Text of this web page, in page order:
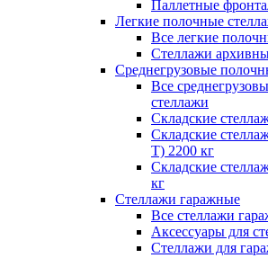
Паллетные
Легкие полочные
Все легкие
Стеллажи
Среднегрузовые
Все
стеллажи
Складские
Складские
Т) 2200 кг
Складские
кг
Стеллажи гаражные
Все стеллажи
Аксессуары для
Стеллажи для